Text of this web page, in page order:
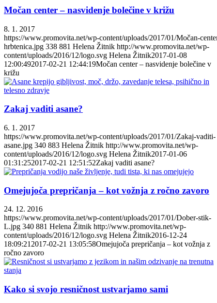
Močan center – nasvidenje bolečine v križu
8. 1. 2017
https://www.promovita.net/wp-content/uploads/2017/01/Močan-
hrbtenica.jpg 338 881 Helena Žitnik http://www.promovita.net/wp-
content/uploads/2016/12/logo.svg Helena Žitnik2017-01-08
12:00:492017-02-21 12:44:19Močan center – nasvidenje bolečine v
križu
Zakaj vaditi asane?
6. 1. 2017
https://www.promovita.net/wp-content/uploads/2017/01/Zakaj-vaditi-
asane.jpg 340 883 Helena Žitnik http://www.promovita.net/wp-
content/uploads/2016/12/logo.svg Helena Žitnik2017-01-06
01:31:252017-02-21 12:51:52Zakaj vaditi asane?
Omejujoča prepričanja – kot vožnja z ročno zavoro
24. 12. 2016
https://www.promovita.net/wp-content/uploads/2017/01/Dober-stik-
L.jpg 340 881 Helena Žitnik http://www.promovita.net/wp-
content/uploads/2016/12/logo.svg Helena Žitnik2016-12-24
18:09:212017-02-21 13:05:58Omejujoča prepričanja – kot vožnja z
ročno zavoro
Kako si svojo resničnost ustvarjamo sami